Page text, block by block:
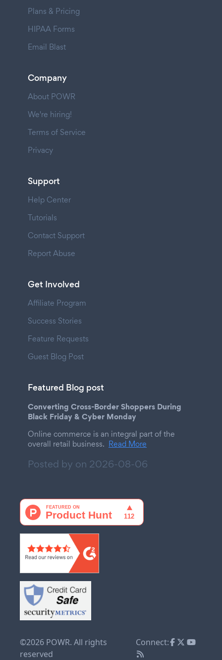
Plans & Pricing
HIPAA Forms
Email Blast
Company
About POWR
We're hiring!
Terms of Service
Privacy
Support
Help Center
Tutorials
Contact Support
Report Abuse
Get Involved
Affiliate Program
Success Stories
Feature Requests
Guest Blog Post
Featured Blog post
Converting Cross-Border Shoppers During
Black Friday & Cyber Monday
Online commerce is an integral part of the
overall retail business. Read More
Posted by on 2026-08-06
©2026 POWR. All rights
reserved
Connect: